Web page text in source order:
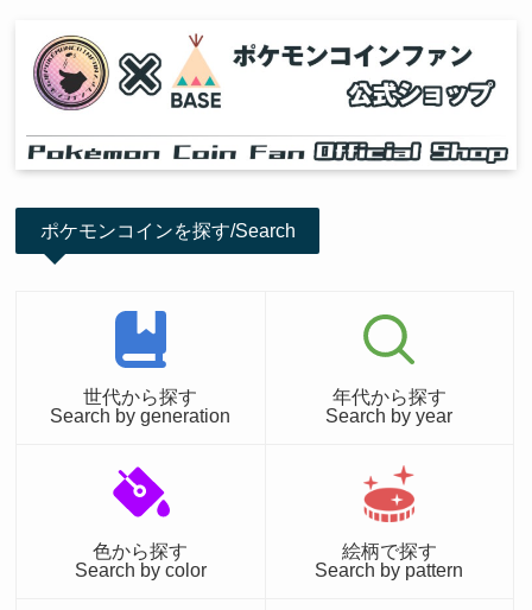
ポケモンコインを探す/Search
世代から探す
Search by generation
年代から探す
Search by year
色から探す
Search by color
絵柄で探す
Search by pattern